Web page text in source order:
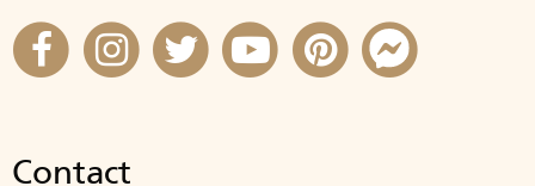
Contact